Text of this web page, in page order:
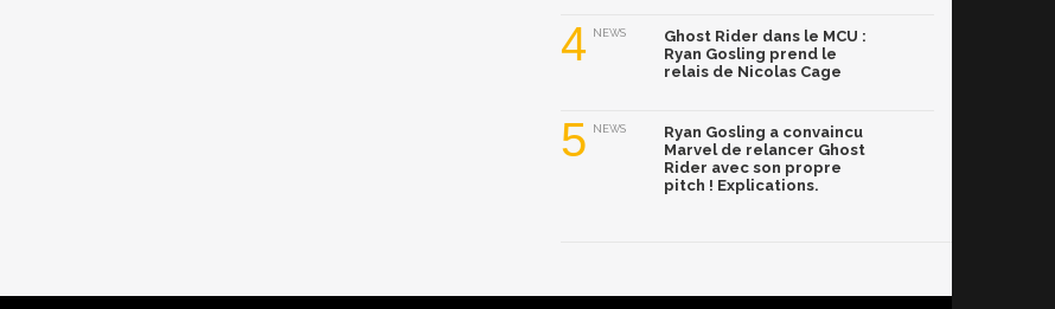
4 NEWS
Ghost Rider dans le MCU :
Ryan Gosling prend le
relais de Nicolas Cage
5 NEWS
Ryan Gosling a convaincu
Marvel de relancer Ghost
Rider avec son propre
pitch ! Explications.